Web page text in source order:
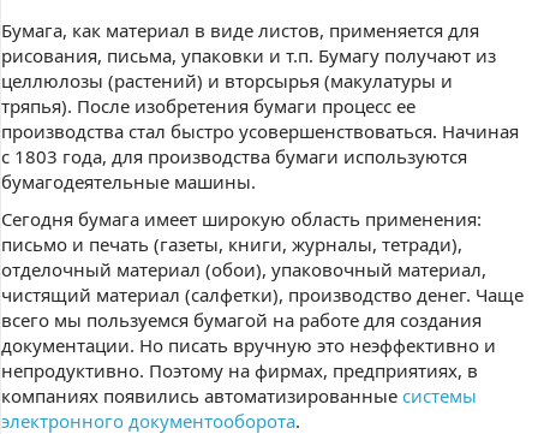
Бумага, как материал в виде листов, применяется для
рисования, письма, упаковки и т.п. Бумагу получают из
целлюлозы (растений) и вторсырья (макулатуры и
тряпья). После изобретения бумаги процесс ее
производства стал быстро усовершенствоваться. Начиная
с 1803 года, для производства бумаги используются
бумагодеятельные машины.
Сегодня бумага имеет широкую область применения:
письмо и печать (газеты, книги, журналы, тетради),
отделочный материал (обои), упаковочный материал,
чистящий материал (салфетки), производство денег. Чаще
всего мы пользуемся бумагой на работе для создания
документации. Но писать вручную это неэффективно и
непродуктивно. Поэтому на фирмах, предприятиях, в
компаниях появились автоматизированные системы
электронного документооборота.